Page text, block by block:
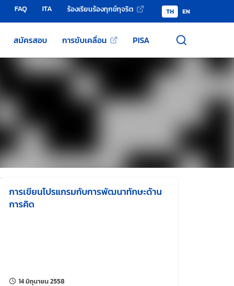
FAQ ITA ร้องเรียนร้องทุกข์ทุจริต TH EN
สมัครสอบ การขับเคลื่อน PISA
การเขียนโปรแกรมกับการพัฒนาทักษะด้าน
การคิด
14 มิถุนายน 2558แก้ไขล่าสุดเมื่อ: